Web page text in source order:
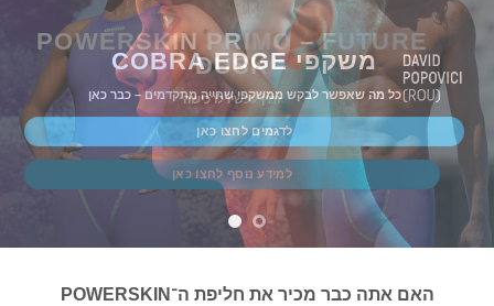
POWERSKIN PRIMO – FUTURE
DUSK
זמין עכשיו לרכישה
למידע נוסף לחצו כאן
משקפי COBRA EDGE
כל מה שאפשר לבקש ממשקפי שחייה מתקדמים – כבר כאן
לדגמים לחצו כאן
האם אתה כבר מכיר את חליפת ה־POWERSKIN